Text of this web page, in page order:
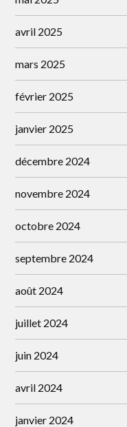
avril 2025
mars 2025
février 2025
janvier 2025
décembre 2024
novembre 2024
octobre 2024
septembre 2024
août 2024
juillet 2024
juin 2024
avril 2024
janvier 2024